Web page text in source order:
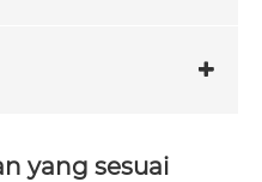
yang sesuai